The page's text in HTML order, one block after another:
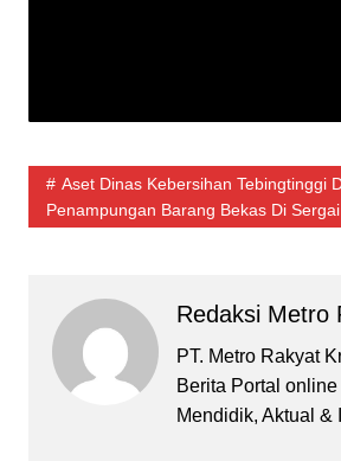
Aset Dinas Kebersihan Tebingtinggi
Penampungan Barang Bekas Di Sergai
Redaksi Metro
PT. Metro Rakyat
Berita Portal online
Mendidik, Aktual &